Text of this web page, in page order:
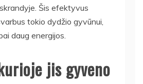
Šis efektyvus
tokio dydžio gyvūnui,
daug energijos.
jis gyveno